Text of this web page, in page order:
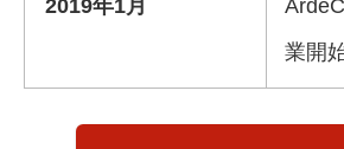
2019年1月
業開